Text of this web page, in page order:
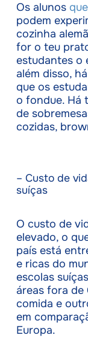
Os alunos
podem
cozinha
for o teu
estudantes o
além disso,
que os
o fondue. Há
de
cozidas,
– Custo de
suíças
O custo de
elevado, o
país está
e ricas do
escolas
áreas fora de
comida e
em
Europa.